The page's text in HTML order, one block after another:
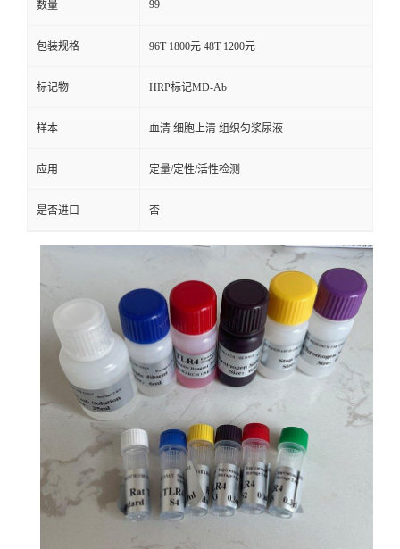
数量 99
包装规格 96T 1800元 48T 1200元
标记物 HRP标记MD-Ab
样本 血清 细胞上清 组织匀浆尿液
应用 定量/定性/活性检测
是否进口 否